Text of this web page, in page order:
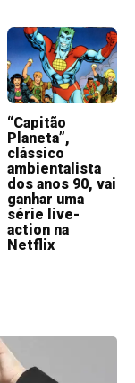
“Capitão
Planeta”,
clássico
ambientalista
dos anos 90, vai
ganhar uma
série live-
action na
Netflix